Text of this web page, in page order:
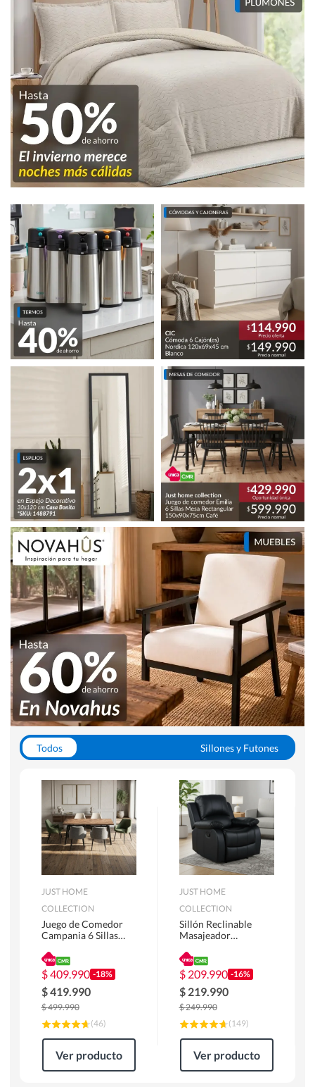
Todos
Sillones y Futones
Escritorios y Sillas PC
Racks y Muebles TV
Alfombras
JUST HOME
COLLECTION
Juego de Comedor
Campania 6 Sillas
180 x 90 x 76 cm
Café
$409.990 -18%
$419.990
$499.990
(46)
Ver producto
JUST HOME
COLLECTION
Sillón Reclinable
Masajeador
Atlanta 91x101x94
cm Negro
$ 209.990 -16%
$ 219.990
$249.990
(149)
Ver producto